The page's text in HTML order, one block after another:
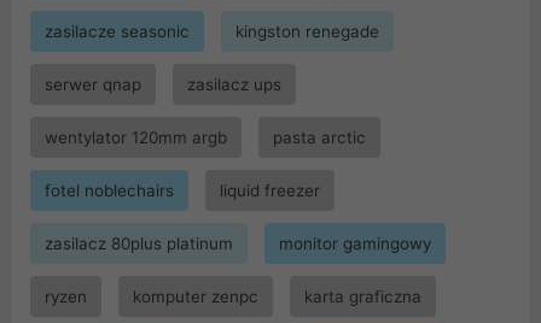
zasilacze seasonic kingston renegade
serwer qnap zasilacz ups
wentylator 120mm argb pasta arctic
fotel noblechairs liquid freezer
zasilacz 80plus platinum monitor gamingowy
ryzen komputer zenpc karta graficzna